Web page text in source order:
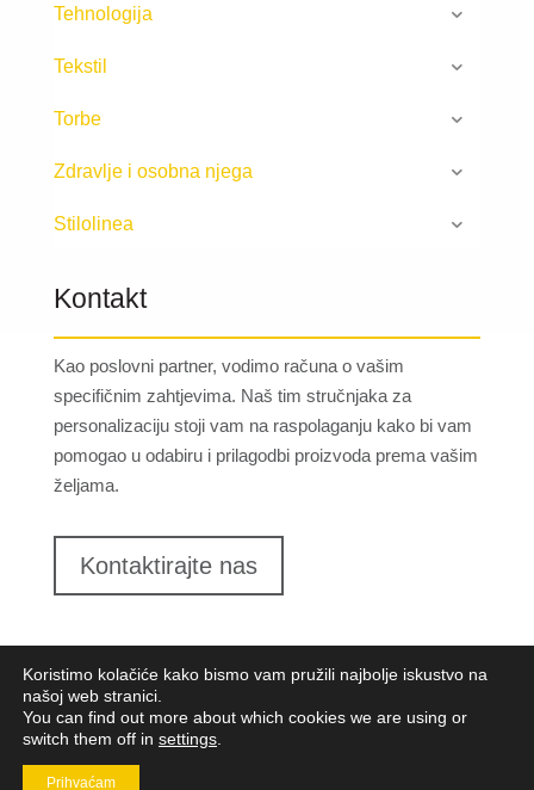
Tehnologija
Tekstil
Torbe
Zdravlje i osobna njega
Stilolinea
Kontakt
Kao poslovni partner, vodimo računa o vašim
specifičnim zahtjevima. Naš tim stručnjaka za
personalizaciju stoji vam na raspolaganju kako bi vam
pomogao u odabiru i prilagodbi proizvoda prema vašim
željama.
Kontaktirajte nas
Lungomare d.o.o.2023. Sva prava pridržana |
uvjeti poslovanja
Koristimo kolačiće kako bismo vam pružili najbolje iskustvo na
našoj web stranici.
You can find out more about which cookies we are using or
switch them off in settings
Prihvaćam